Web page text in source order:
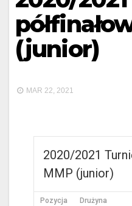
(junior)
MAR 22, 2021
2020/2021
MMP (junior)
Pozycja Drużyna